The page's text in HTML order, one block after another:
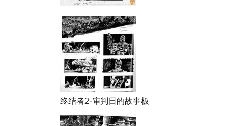
终结者2-审判日的故事板